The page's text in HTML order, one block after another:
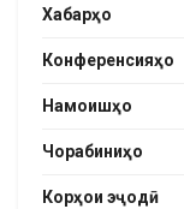
Хабарҳо
Конференсияҳо
Намоишҳо
Чорабиниҳо
Корҳои эҷодӣ